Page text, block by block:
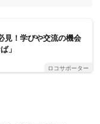
見！学びや交流の機会
」
ロコサポーター